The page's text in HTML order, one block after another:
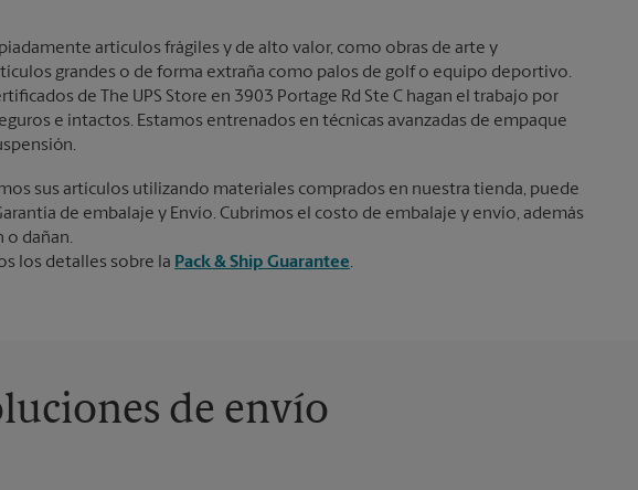
artículos frágiles y de alto valor, como obras de arte y
grandes o de forma extraña como palos de golf o equipo deportivo.
de The UPS Store en 3903 Portage Rd Ste C hagan el trabajo por
e intactos. Estamos entrenados en técnicas avanzadas de empaque
sus artículos utilizando materiales comprados en nuestra tienda, puede
de embalaje y Envío. Cubrimos el costo de embalaje y envío, además
o dañan.
los detalles sobre la Pack & Ship Guarantee.
de envío